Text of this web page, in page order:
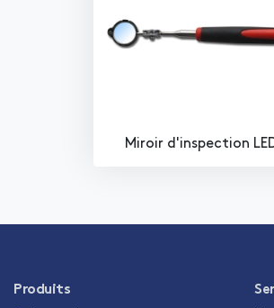
Miroir d'inspection
Produits